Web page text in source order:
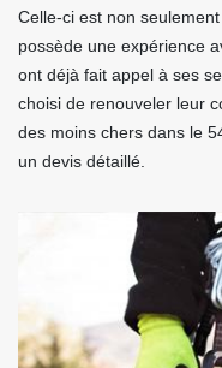
Celle-ci est non
possède une expérience
ont déjà fait appel à ses
choisi de renouveler leur
des moins chers dans le
un devis détaillé.